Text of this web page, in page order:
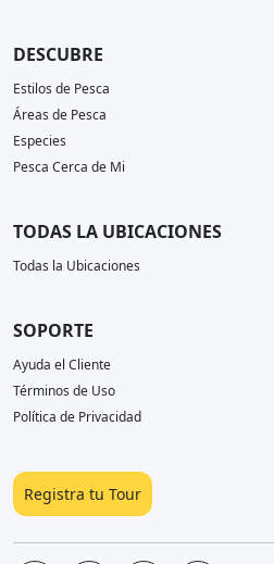
DESCUBRE
Estilos de Pesca
Áreas de Pesca
Especies
Pesca Cerca de Mi
TODAS LA UBICACIONES
Todas la Ubicaciones
SOPORTE
Ayuda el Cliente
Términos de Uso
Política de Privacidad
Registra tu Tour